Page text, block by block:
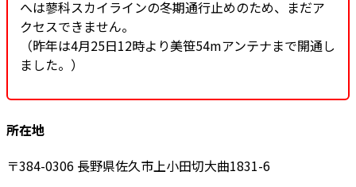
へは蓼科スカイラインの冬期通行止めのため、まだア
クセスできません。
（昨年は4月25日12時より美笹54mアンテナまで開通し
ました。）
所在地
〒384-0306 長野県佐久市上小田切大曲1831-6